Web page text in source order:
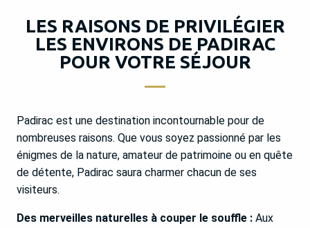
LES RAISONS DE PRIVILÉGIER
LES ENVIRONS DE PADIRAC
POUR VOTRE SÉJOUR
Padirac est une destination incontournable pour de
nombreuses raisons. Que vous soyez passionné par les
énigmes de la nature, amateur de patrimoine ou en quête
de détente, Padirac saura charmer chacun de ses
visiteurs.
Des merveilles naturelles à couper le souffle : Aux